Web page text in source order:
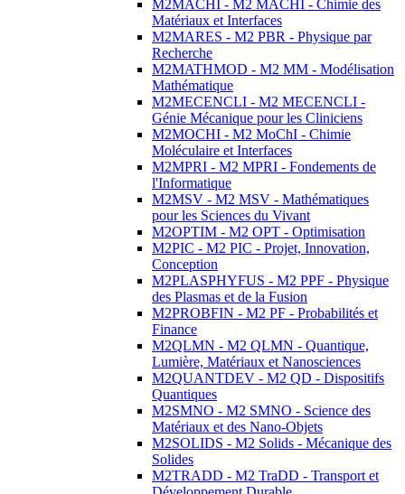
M2MACHI - M2 MACHI - Chimie des
Matériaux et Interfaces
M2MARES - M2 PBR - Physique par
Recherche
M2MATHMOD - M2 MM - Modélisation
Mathématique
M2MECENCLI - M2 MECENCLI -
Génie Mécanique pour les Cliniciens
M2MOCHI - M2 MoChI - Chimie
Moléculaire et Interfaces
M2MPRI - M2 MPRI - Fondements de
l'Informatique
M2MSV - M2 MSV - Mathématiques
pour les Sciences du Vivant
M2OPTIM - M2 OPT - Optimisation
M2PIC - M2 PIC - Projet, Innovation,
Conception
M2PLASPHYFUS - M2 PPF - Physique
des Plasmas et de la Fusion
M2PROBFIN - M2 PF - Probabilités et
Finance
M2QLMN - M2 QLMN - Quantique,
Lumière, Matériaux et Nanosciences
M2QUANTDEV - M2 QD - Dispositifs
Quantiques
M2SMNO - M2 SMNO - Science des
Matériaux et des Nano-Objets
M2SOLIDS - M2 Solids - Mécanique des
Solides
M2TRADD - M2 TraDD - Transport et